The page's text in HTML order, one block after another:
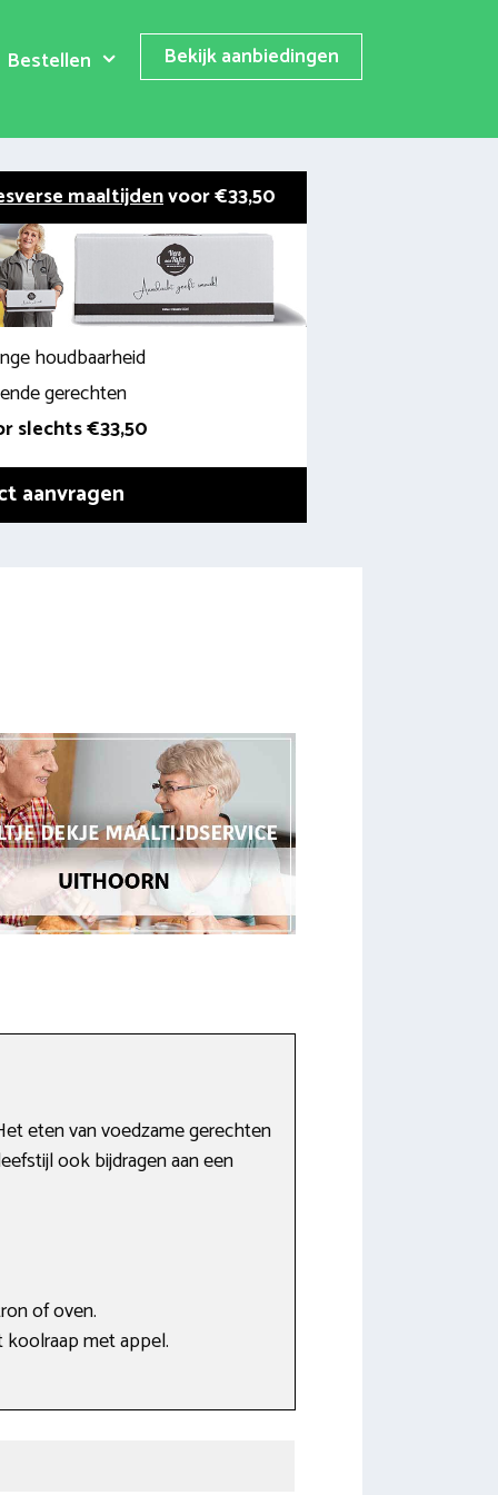
Bestellen Bekijk aanbiedingen
maaltijdenvoor €33,50
houdbaarheid
gerechten
slechts €33,50
aanvragen
eten van voedzame gerechten
ook bijdragen aan een
of oven.
met appel.